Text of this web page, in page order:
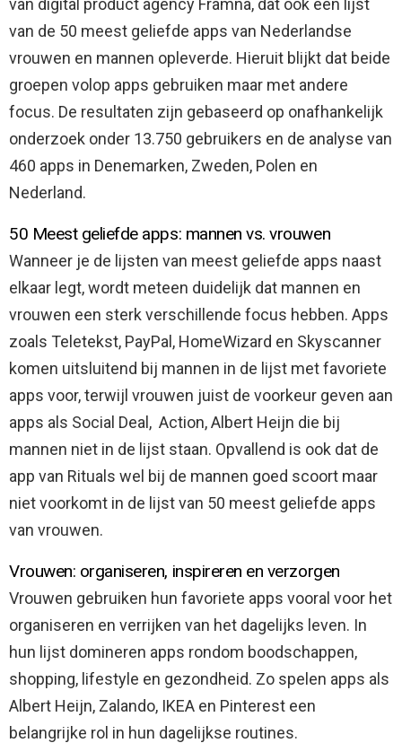
van de 50 meest geliefde apps van Nederlandse
vrouwen en mannen opleverde. Hieruit blijkt dat beide
groepen volop apps gebruiken maar met andere
focus. De resultaten zijn gebaseerd op onafhankelijk
onderzoek onder 13.750 gebruikers en de analyse van
460 apps in Denemarken, Zweden, Polen en
Nederland.
50 Meest geliefde apps: mannen vs. vrouwen
Wanneer je de lijsten van meest geliefde apps naast
elkaar legt, wordt meteen duidelijk dat mannen en
vrouwen een sterk verschillende focus hebben. Apps
zoals Teletekst, PayPal, HomeWizard en Skyscanner
komen uitsluitend bij mannen in de lijst met favoriete
apps voor, terwijl vrouwen juist de voorkeur geven aan
apps als Social Deal, Action, Albert Heijn die bij
mannen niet in de lijst staan. Opvallend is ook dat de
app van Rituals wel bij de mannen goed scoort maar
niet voorkomt in de lijst van 50 meest geliefde apps
van vrouwen.
Vrouwen: organiseren, inspireren en verzorgen
Vrouwen gebruiken hun favoriete apps vooral voor het
organiseren en verrijken van het dagelijks leven. In
hun lijst domineren apps rondom boodschappen,
shopping, lifestyle en gezondheid. Zo spelen apps als
Albert Heijn, Zalando, IKEA en Pinterest een
belangrijke rol in hun dagelijkse routines.